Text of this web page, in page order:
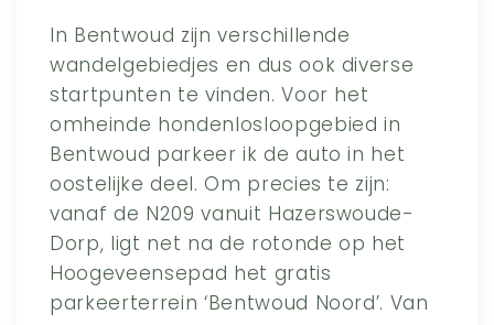
In Bentwoud zijn verschillende
wandelgebiedjes en dus ook diverse
startpunten te vinden. Voor het
omheinde hondenlosloopgebied in
Bentwoud parkeer ik de auto in het
oostelijke deel. Om precies te zijn:
vanaf de N209 vanuit Hazerswoude-
Dorp, ligt net na de rotonde op het
Hoogeveensepad het gratis
parkeerterrein ‘Bentwoud Noord’. Van